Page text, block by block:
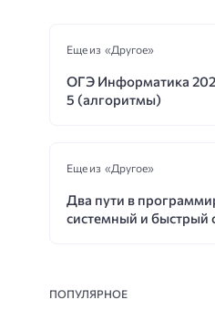
Еще из «Другое»
ОГЭ Информатика
5 (алгоритмы)
Еще из «Другое»
Два пути в
системный и быстрый
ПОПУЛЯРНОЕ